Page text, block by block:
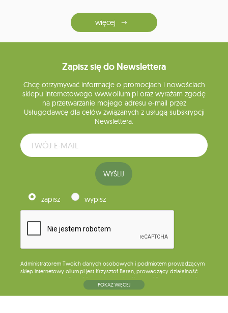
więcej
Zapisz się do Newslettera
Chcę otrzymywać informacje o promocjach i nowościach
sklepu internetowego www.olium.pl oraz wyrażam zgodę
na przetwarzanie mojego adresu e-mail przez
Usługodawcę dla celów związanych z usługą subskrypcji
Newslettera.
WYŚLIJ
zapisz wypisz
Administratorem Twoich danych osobowych i podmiotem prowadzącym
sklep internetowy olium.pl jest Krzysztof Baran, prowadzący działalność
gospodarczą pod firmą: Mouton Interactive Krzysztof Baran wpisaną do
Centralnej Ewidencji i Informacji o Działalności Gospodarczej, adres
głównego miejsca wykonywania działalności w Siedlcach, ul. Starowiejska
POKAŻ WIĘCEJ